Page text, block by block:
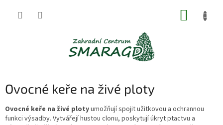
Ovocné keře na živé ploty
Ovocné keře na živé plotyumožňují spojit užitkovou a ochrannou
funkci výsadby. Vytvářejí hustou clonu, poskytují úkryt ptactvu a